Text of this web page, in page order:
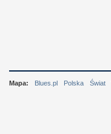
Mapa: Blues.pl Polska Świat